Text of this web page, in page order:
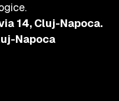
14, Cluj-Napoca.
Napoca